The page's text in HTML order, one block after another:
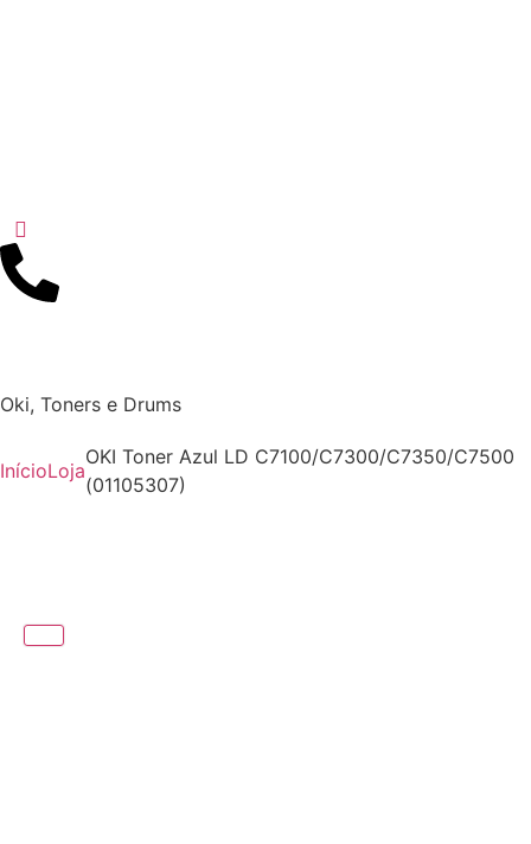
Oki, Toners e Drums
InícioLoja
OKI Toner Azul LD C7100/C7300/C7350/C7500
(01105307)